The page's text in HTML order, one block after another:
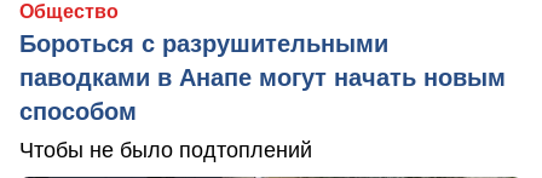
Общество
Бороться с разрушительными
паводками в Анапе могут начать новым
способом
Чтобы не было подтоплений